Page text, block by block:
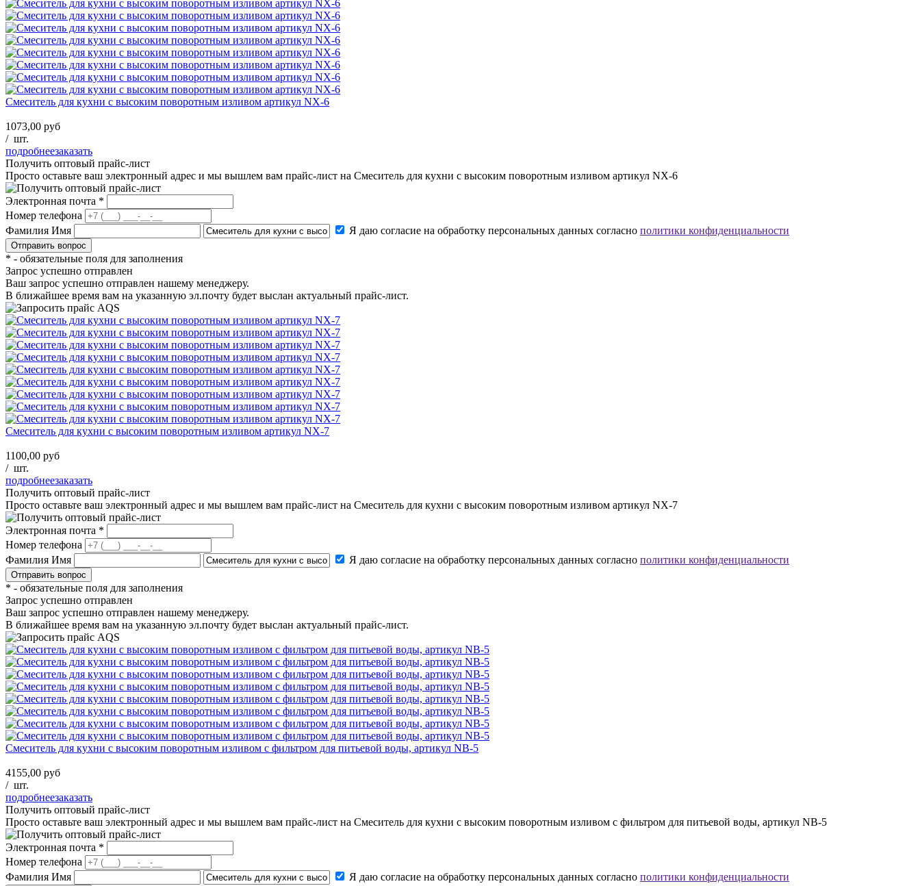
Смеситель для кухни с высоким поворотным изливом артикул NX-6
1073,00 руб
/ шт.
подробнеезаказать
Получить оптовый прайс-лист
Просто оставьте ваш электронный адрес и мы вышлем вам прайс-лист на Смеситель для кухни с высоким поворотным изливом артикул NX-6
Электронная почта *
Номер телефона
Фамилия Имя
Я даю согласие на обработку персональных данных согласно политики конфиденциальности
* - обязательные поля для заполнения
Запрос успешно отправлен
Ваш запрос успешно отправлен нашему менеджеру.
В ближайшее время вам на указанную эл.почту будет выслан актуальный прайс-лист.
Смеситель для кухни с высоким поворотным изливом артикул NX-7
1100,00 руб
/ шт.
подробнеезаказать
Получить оптовый прайс-лист
Просто оставьте ваш электронный адрес и мы вышлем вам прайс-лист на Смеситель для кухни с высоким поворотным изливом артикул NX-7
Электронная почта *
Номер телефона
Фамилия Имя
Я даю согласие на обработку персональных данных согласно политики конфиденциальности
* - обязательные поля для заполнения
Запрос успешно отправлен
Ваш запрос успешно отправлен нашему менеджеру.
В ближайшее время вам на указанную эл.почту будет выслан актуальный прайс-лист.
Смеситель для кухни с высоким поворотным изливом с фильтром для питьевой воды, артикул NB-5
4155,00 руб
/ шт.
подробнеезаказать
Получить оптовый прайс-лист
Просто оставьте ваш электронный адрес и мы вышлем вам прайс-лист на Смеситель для кухни с высоким поворотным изливом с фильтром для питьевой воды, артикул NB-5
Электронная почта *
Номер телефона
Фамилия Имя
Я даю согласие на обработку персональных данных согласно политики конфиденциальности